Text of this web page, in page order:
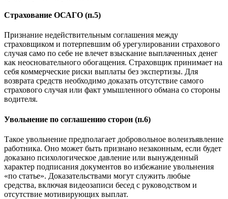
Страхование ОСАГО (п.5)
Признание недействительным соглашения между
страховщиком и потерпевшим об урегулировании страхового
случая само по себе не влечет взыскание выплаченных денег
как неосновательного обогащения. Страховщик принимает на
себя коммерческие риски выплаты без экспертизы. Для
возврата средств необходимо доказать отсутствие самого
страхового случая или факт умышленного обмана со стороны
водителя.
Увольнение по соглашению сторон (п.6)
Такое увольнение предполагает добровольное волеизъявление
работника. Оно может быть признано незаконным, если будет
доказано психологическое давление или вынужденный
характер подписания документов во избежание увольнения
«по статье». Доказательствами могут служить любые
средства, включая видеозаписи бесед с руководством и
отсутствие мотивирующих выплат.